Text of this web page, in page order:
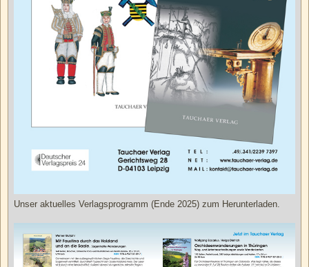
Unser aktuelles Verlagsprogramm (Ende 2025) zum Herunterladen.